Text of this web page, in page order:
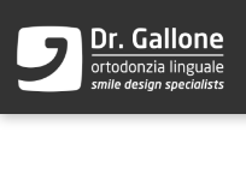
contenuto